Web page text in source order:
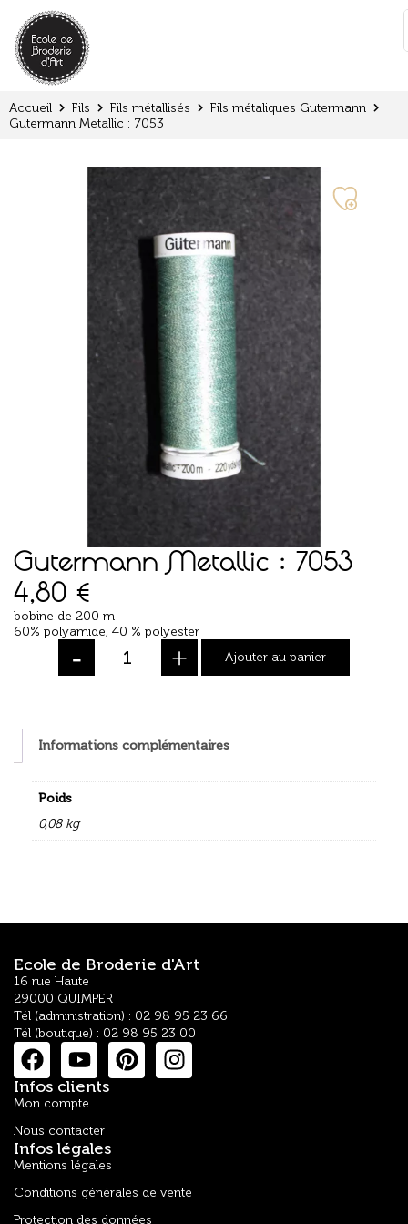
:
Accueil Fils Fils métallisés
Fils métaliques Gutermann
Gutermann Metallic : 7053
Gutermann Metallic : 7053
4,80 €
bobine de 200 m
60% polyamide, 40 % polyester
- + Ajouter au panier
Informations complémentaires
Poids
0,08 kg
Ecole de Broderie d'Art
16 rue Haute
29000 QUIMPER
Tél (administration) : 02 98 95 23 66
Tél (boutique) : 02 98 95 23 00
Infos clients
Mon compte
Nous contacter
Infos légales
Mentions légales
Conditions générales de vente
Protection des données
Panneau de gestion des cookies